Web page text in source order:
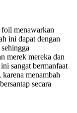
menawarkan
ini dapat dengan
merek mereka dan
sangat bermanfaat
menambah
secara